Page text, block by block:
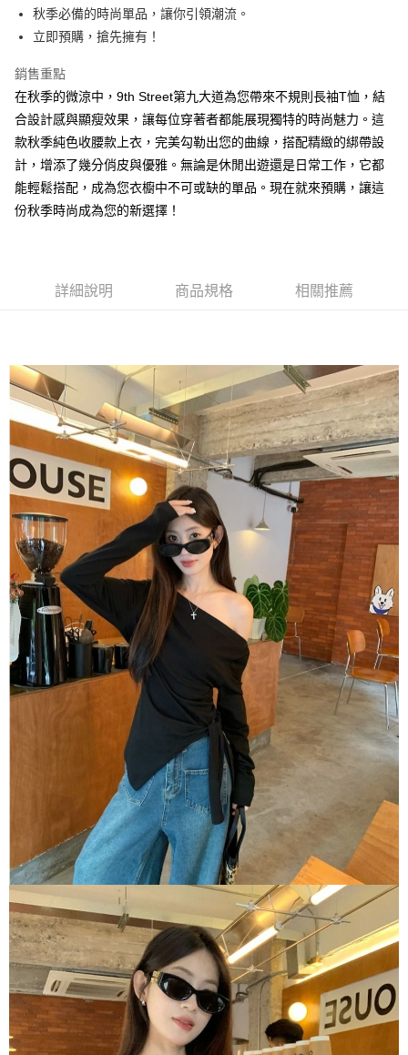
付款後全家取貨.
每筆NT$130，滿NT$599(含以上)免運費
7-11取貨付款
每筆NT$130，滿NT$599(含以上)免運費
付款後7-11取貨.
每筆NT$130，滿NT$599(含以上)免運費
宅配
每筆NT$130，滿NT$599(含以上)免運費
秋季必備的時尚單品，讓你引領潮流。
立即預購，搶先擁有！
銷售重點
在秋季的微涼中，9th Street第九大道為您帶來不規則長袖T恤，結
合設計感與顯瘦效果，讓每位穿著者都能展現獨特的時尚魅力。這
款秋季純色收腰款上衣，完美勾勒出您的曲線，搭配精緻的綁帶設
計，增添了幾分俏皮與優雅。無論是休閒出遊還是日常工作，它都
能輕鬆搭配，成為您衣櫥中不可或缺的單品。現在就來預購，讓這
份秋季時尚成為您的新選擇！
詳細說明 商品規格 相關推薦